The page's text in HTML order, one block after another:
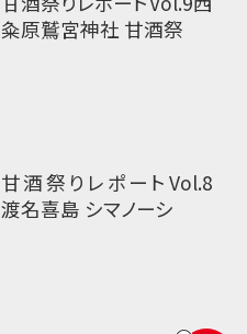
粂原鷲宮神社 甘酒祭
甘酒祭りレポートVol.8
渡名喜島 シマノーシ